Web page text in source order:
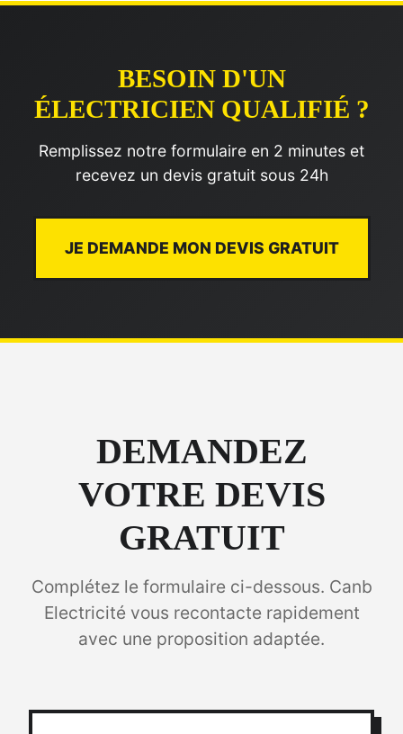
BESOIN D'UN
ÉLECTRICIEN QUALIFIÉ ?
Remplissez notre formulaire en 2 minutes et
recevez un devis gratuit sous 24h
JE DEMANDE MON DEVIS GRATUIT
DEMANDEZ
VOTRE DEVIS
GRATUIT
Complétez le formulaire ci-dessous. Canb
Electricité vous recontacte rapidement
avec une proposition adaptée.